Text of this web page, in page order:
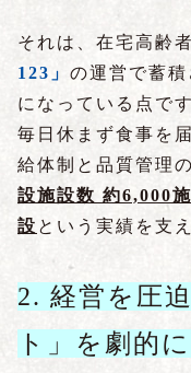
それは、在宅高齢
123」 の運営で蓄
になっている点です
毎日休まず食事を
給体制と品質管理
設施設数 約6,000
設 という実績を支
2. 経営を圧
ト」を劇的